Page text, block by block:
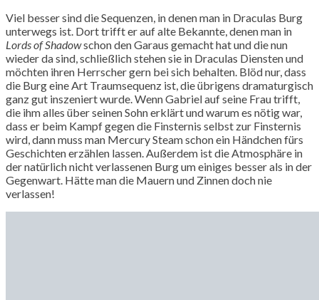
Viel besser sind die Sequenzen, in denen man in Draculas Burg
unterwegs ist. Dort trifft er auf alte Bekannte, denen man in
Lords of Shadowschon den Garaus gemacht hat und die nun
wieder da sind, schließlich stehen sie in Draculas Diensten und
möchten ihren Herrscher gern bei sich behalten. Blöd nur, dass
die Burg eine Art Traumsequenz ist, die übrigens dramaturgisch
ganz gut inszeniert wurde. Wenn Gabriel auf seine Frau trifft,
die ihm alles über seinen Sohn erklärt und warum es nötig war,
dass er beim Kampf gegen die Finsternis selbst zur Finsternis
wird, dann muss man Mercury Steam schon ein Händchen fürs
Geschichten erzählen lassen. Außerdem ist die Atmosphäre in
der natürlich nicht verlassenen Burg um einiges besser als in der
Gegenwart. Hätte man die Mauern und Zinnen doch nie
verlassen!